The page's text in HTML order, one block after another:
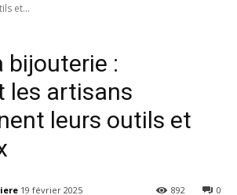
et...
bijouterie :
les artisans
leurs outils et
19 février 2025 0
892